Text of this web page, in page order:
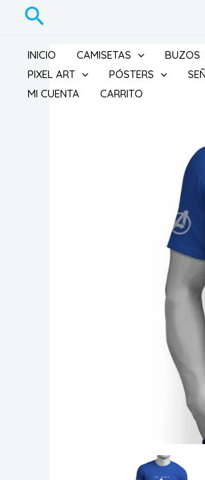
contenido
Buscar
INICIO CAMISETAS BUZOS
PIXEL ART
PÓSTERS
MI CUENTA
CARRITO